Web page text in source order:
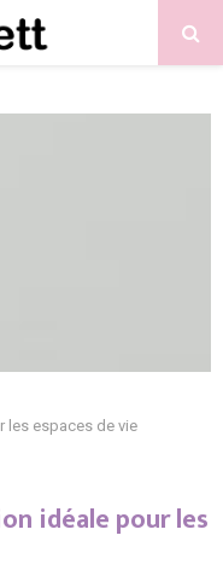
les espaces de vie
idéale pour les